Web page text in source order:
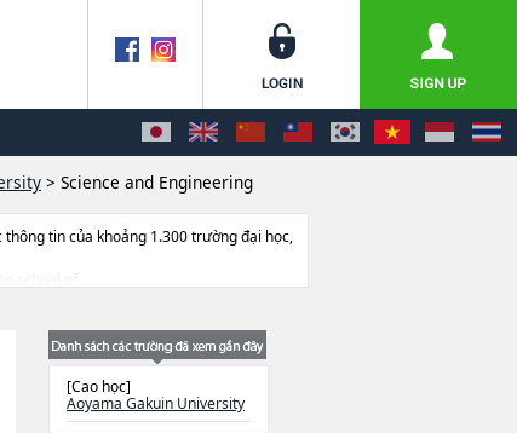
> Science and Engineering
thông tin của khoảng 1.300 trường đại học,
school of
sinh, số lượng trúng tuyển, cở sở
[Cao học]
Aoyama Gakuin University